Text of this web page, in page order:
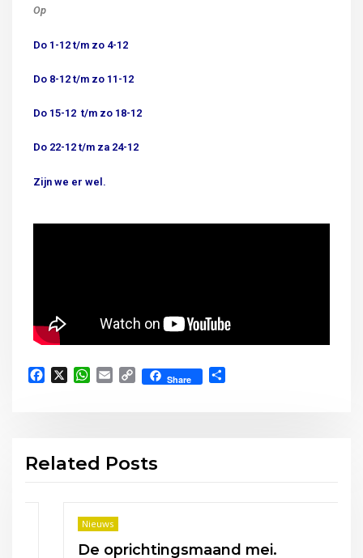
Op
Do 1-12 t/m zo 4-12
Do 8-12 t/m zo 11-12
Do 15-12 t/m zo 18-12
Do 22-12 t/m za 24-12
Zijn we er wel.
Facebook
X WhatsApp
EmailCopy
Link
Share
Related Posts
De oprichtingsmaand mei.